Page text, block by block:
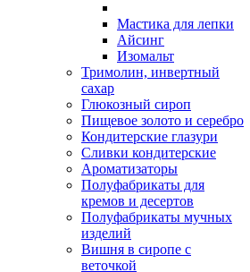
Мастика для лепки
Айсинг
Изомальт
Тримолин, инвертный
сахар
Глюкозный сироп
Пищевое золото и серебро
Кондитерские глазури
Сливки кондитерские
Ароматизаторы
Полуфабрикаты для
кремов и десертов
Полуфабрикаты мучных
изделий
Вишня в сиропе с
веточкой